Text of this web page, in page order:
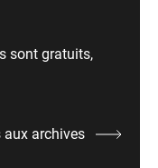
sont gratuits,
aux archives